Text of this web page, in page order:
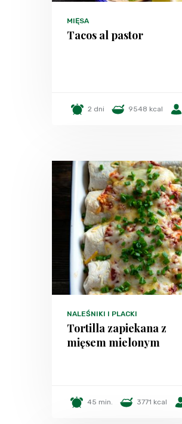
MIĘSA
Tacos al pastor
2 dni 9548 kcal
NALEŚNIKI I PLACKI
Tortilla zapiekana z
mięsem mielonym
45 min. 3771 kcal